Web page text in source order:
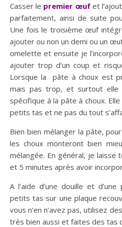
Casser le premier œufet
parfaitement, ainsi de suite
Une fois le troisième œuf
ajouter ou non un demi ou un
omelette et ensuite je
ajouter trop d’un coup et
Lorsque la pâte à choux est
mais pas trop, et surtout elle
spécifique à la pâte à choux.
petits tas et ne pas du tout
Bien bien mélanger la pâte, pour
les choux monteront bien
mélangée. En général, je
et 5 minutes après avoir
A l’aide d’une douille et
petits tas sur une plaque
vous n’en n’avez pas, utilisez
très bien aussi et faites des tas